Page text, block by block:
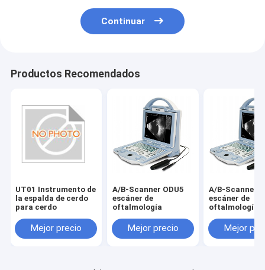
Continuar
Productos Recomendados
UT01 Instrumento de
la espalda de cerdo
para cerdo
Mejor precio
A/B-Scanner ODU5
escáner de
oftalmología
Mejor precio
A/B-Scanner
escáner de
oftalmología
Mejor